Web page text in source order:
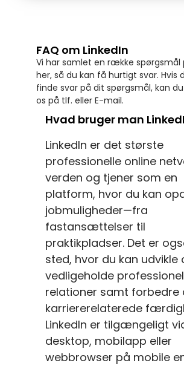
FAQ om LinkedIn
Vi har samlet en række spørgsmål
her, så du kan få hurtigt svar. Hvis
finde svar på dit spørgsmål, kan
os på tlf. eller E-mail.
Hvad bruger man
LinkedIn er det største
professionelle online
verden og tjener som en
platform, hvor du kan
jobmuligheder—fra
fastansættelser til
praktikpladser. Det er
sted, hvor du kan udvikle
vedligeholde
relationer samt forbedre
karriererelaterede
LinkedIn er tilgængeligt
desktop, mobilapp eller
webbrowser på mobile